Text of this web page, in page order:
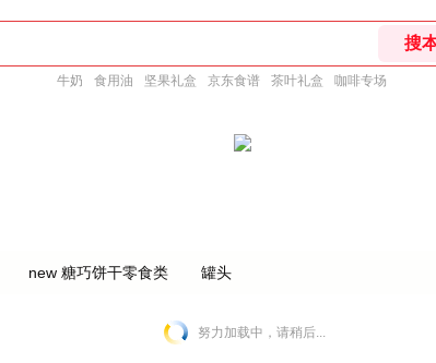
牛奶 食用油 坚果礼盒 京东食谱 茶叶礼盒 咖啡专场
new 糖巧饼干零食类 罐头
努力加载中，请稍后...